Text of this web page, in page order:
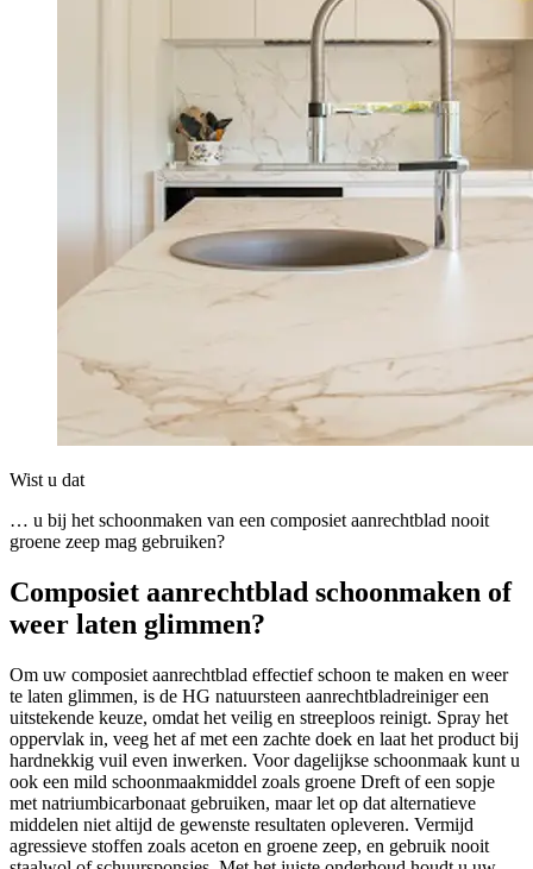
Wist u dat
… u bij het schoonmaken van een composiet aanrechtblad nooit
groene zeep mag gebruiken?
Composiet aanrechtblad schoonmaken of
weer laten glimmen?
Om uw composiet aanrechtblad effectief schoon te maken en weer
te laten glimmen, is de HG natuursteen aanrechtbladreiniger een
uitstekende keuze, omdat het veilig en streeploos reinigt. Spray het
oppervlak in, veeg het af met een zachte doek en laat het product bij
hardnekkig vuil even inwerken. Voor dagelijkse schoonmaak kunt u
ook een mild schoonmaakmiddel zoals groene Dreft of een sopje
met natriumbicarbonaat gebruiken, maar let op dat alternatieve
middelen niet altijd de gewenste resultaten opleveren. Vermijd
agressieve stoffen zoals aceton en groene zeep, en gebruik nooit